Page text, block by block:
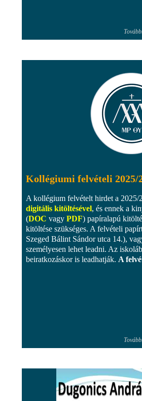
Kollégiumi felvételi 2025/
A kollégium felvételt hirdet a 2025/
digitális kitöltésével, és ennek a
(DOC vagy PDF) papíralapú
kitöltése szükséges. A felvételi
Szeged Bálint Sándor utca 14.),
személyesen lehet leadni. Az
beiratkozáskor is leadhatják. A